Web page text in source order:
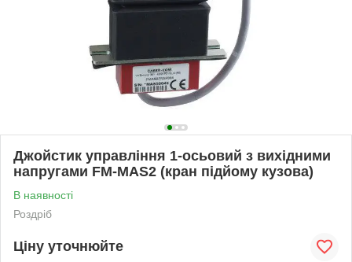
Джойстик управління 1-осьовий з вихідними
напругами FM-MAS2 (кран підйому кузова)
В наявності
Роздріб
Ціну уточнюйте